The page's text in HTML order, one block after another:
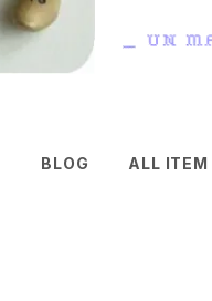
BLOG ALL ITEM